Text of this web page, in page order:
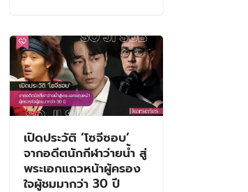
เปิดประวัติ ‘โซจีซอบ’
จากอดีตนักกีฬาว่ายน้ำ สู่
พระเอกแถวหน้าผู้ครอง
ใจผู้ชมมากว่า 30 ปี